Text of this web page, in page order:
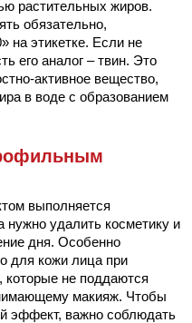
растительных жиров.
обязательно,
на этикетке. Если не
его аналог – твин. Это
активное вещество,
в воде с образованием
выполняется
нужно удалить косметику и
дня. Особенно
для кожи лица при
не поддаются
макияж. Чтобы
эффект, важно соблюдать